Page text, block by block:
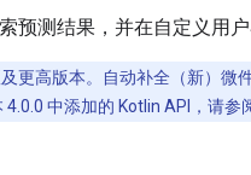
预测结果，并在自定义用
更高版本。自动补全（新）微
中添加的 Kotlin API，请参